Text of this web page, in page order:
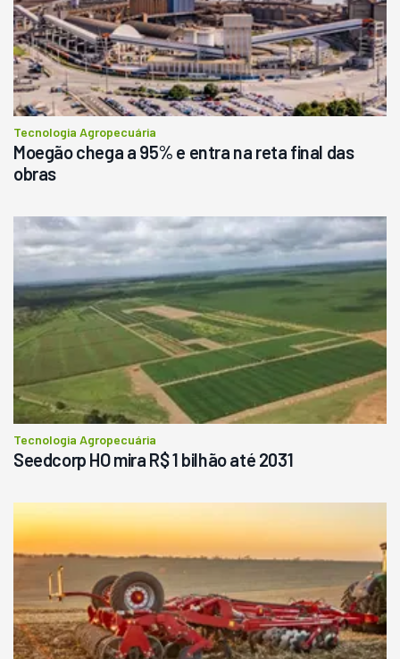
Tecnologia Agropecuária
Moegão chega a 95% e entra na reta final das
obras
Tecnologia Agropecuária
Seedcorp HO mira R$ 1 bilhão até 2031